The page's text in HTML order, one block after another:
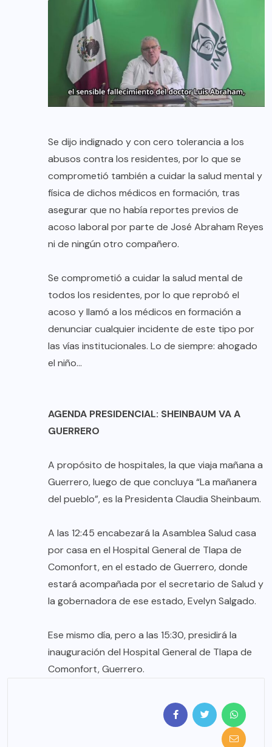
Se dijo indignado y con cero tolerancia a los
abusos contra los residentes, por lo que se
comprometió también a cuidar la salud mental y
física de dichos médicos en formación, tras
asegurar que no había reportes previos de
acoso laboral por parte de José Abraham Reyes
ni de ningún otro compañero.
Se comprometió a cuidar la salud mental de
todos los residentes, por lo que reprobó el
acoso y llamó a los médicos en formación a
denunciar cualquier incidente de este tipo por
las vías institucionales. Lo de siempre: ahogado
el niño…
AGENDA PRESIDENCIAL: SHEINBAUM VA A
GUERRERO
A propósito de hospitales, la que viaja mañana a
Guerrero, luego de que concluya “La mañanera
del pueblo”, es la Presidenta Claudia Sheinbaum.
A las 12:45 encabezará la Asamblea Salud casa
por casa en el Hospital General de Tlapa de
Comonfort, en el estado de Guerrero, donde
estará acompañada por el secretario de Salud y
la gobernadora de ese estado, Evelyn Salgado.
Ese mismo día, pero a las 15:30, presidirá la
inauguración del Hospital General de Tlapa de
Comonfort, Guerrero.